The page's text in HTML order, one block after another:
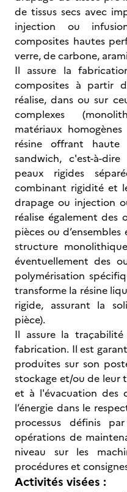
de tissus secs avec
injection ou
composites hautes
verre, de carbone,
Il assure la
composites à partir
réalise, dans ou sur
complexes
matériaux
résine offrant
sandwich, c'est-à-
peaux rigides
combinant rigidité et
drapage ou injection
réalise également
pièces ou
structure
éventuellement des
polymérisation
transforme la résine
rigide, assurant la
pièce).
Il assure la
fabrication. Il est
produites sur son
stockage et/ou de leur
et à l'évacuation des
l’énergie dans le
processus définis
opérations de
niveau sur les
procédures et
Activités visées :